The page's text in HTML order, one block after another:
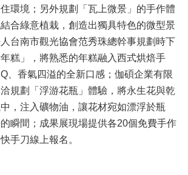
環境；另外規劃「瓦上微景」的手作體
合綠意植栽，創造出獨具特色的微型景
台南市觀光協會范秀珠總幹事規劃時下
糕」，將熟悉的年糕融入西式烘焙手
、香氣四溢的全新口感；伽碩企業有限
規劃「浮游花瓶」體驗，將永生花與乾
，注入礦物油，讓花材宛如漂浮於瓶
瞬間；成果展現場提供各20個免費手作
手刀線上報名。